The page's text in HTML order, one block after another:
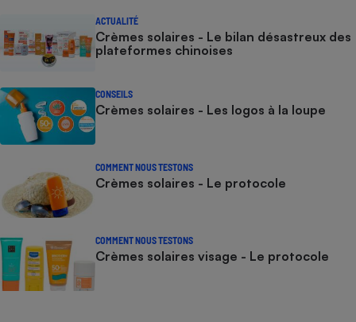
ACTUALITÉ
Crèmes solaires - Le bilan désastreux des
plateformes chinoises
CONSEILS
Crèmes solaires - Les logos à la loupe
COMMENT NOUS TESTONS
Crèmes solaires - Le protocole
COMMENT NOUS TESTONS
Crèmes solaires visage - Le protocole